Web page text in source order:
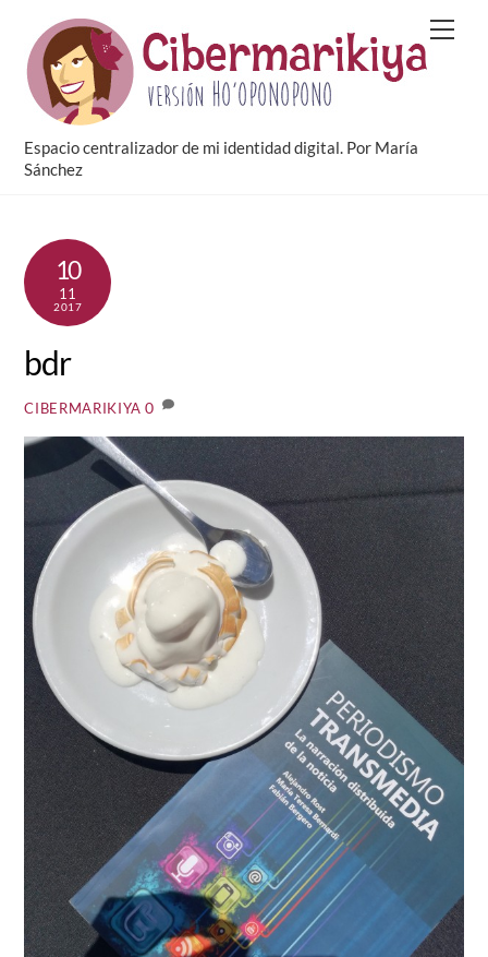
content
Espacio centralizador de mi identidad digital. Por María
Sánchez
10
11
2017
bdr
CIBERMARIKIYA 0